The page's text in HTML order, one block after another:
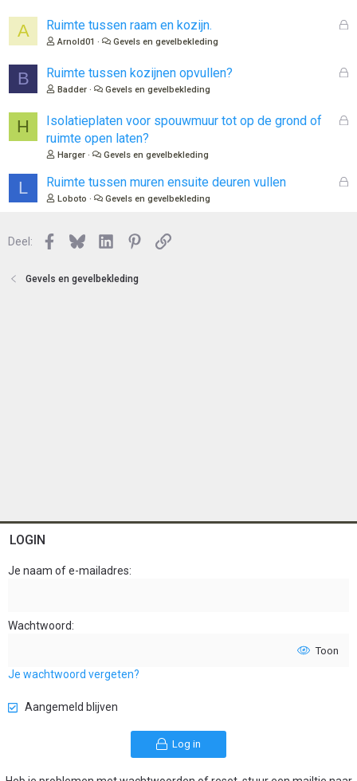
A
G
n
Ruimte tussen raam en kozijn.
Arnold01 Gevels en gevelbekleding
B
G
Ruimte tussen kozijnen opvullen?
Badder Gevels en gevelbekleding
H
G
o
Isolatieplaten voor spouwmuur tot op de grond of
ruimte open laten?
Harger Gevels en gevelbekleding
L
G
Ruimte tussen muren ensuite deuren vullen
Loboto Gevels en gevelbekleding
Deel: Facebook
BlueskyLinkedInPinterest
Link
Gevels en gevelbekleding
LOGIN
Je naam of e-mailadres
Wachtwoord
Toon
Je wachtwoord vergeten?
Aangemeld blijven
Log in